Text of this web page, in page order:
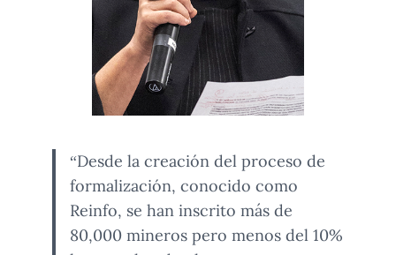
“Desde la creación del proceso de
formalización, conocido como
Reinfo, se han inscrito más de
80,000 mineros pero menos del 10%